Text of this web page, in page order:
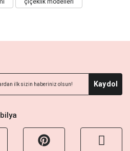
çiçeklik modelleri
Kaydol